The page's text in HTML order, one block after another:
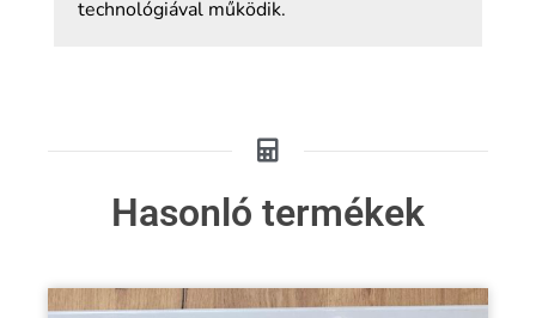
technológiával működik.
Hasonló termékek